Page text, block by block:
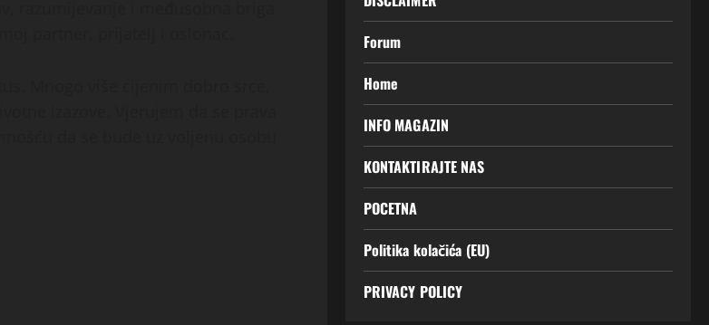
Forum
Home
INFO MAGAZIN
KONTAKTIRAJTE NAS
POCETNA
Politika kolačića (EU)
PRIVACY POLICY